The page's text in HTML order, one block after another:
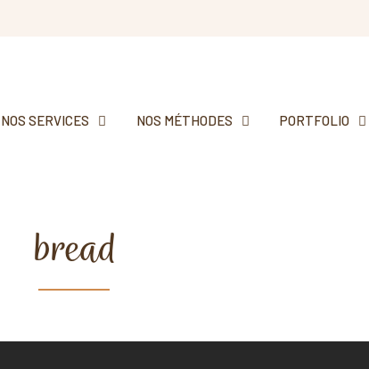
NOS SERVICES NOS MÉTHODES PORTFOLIO
bread